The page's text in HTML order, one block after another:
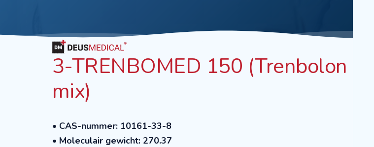
3-TRENBOMED 150 (Trenbolon
mix)
• CAS-nummer: 10161-33-8
• Moleculair gewicht: 270.37